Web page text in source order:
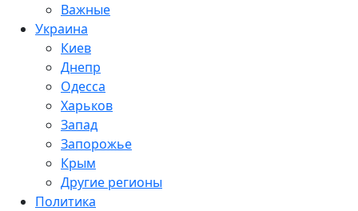
Важные
Украина
Киев
Днепр
Одесса
Харьков
Запад
Запорожье
Крым
Другие регионы
Политика